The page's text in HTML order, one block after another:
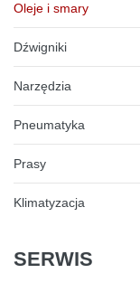
Oleje i smary
Dźwigniki
Narzędzia
Pneumatyka
Prasy
Klimatyzacja
SERWIS